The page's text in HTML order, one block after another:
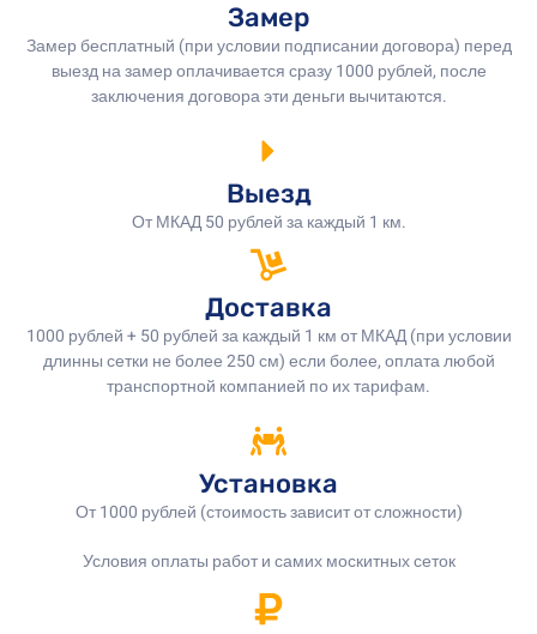
Замер
Замер бесплатный (при условии подписании договора) перед
выезд на замер оплачивается сразу 1000 рублей, после
заключения договора эти деньги вычитаются.
Выезд
От МКАД 50 рублей за каждый 1 км.
Доставка
1000 рублей + 50 рублей за каждый 1 км от МКАД (при условии
длинны сетки не более 250 см) если более, оплата любой
транспортной компанией по их тарифам.
Установка
От 1000 рублей (стоимость зависит от сложности)
Условия оплаты работ и самих москитных сеток